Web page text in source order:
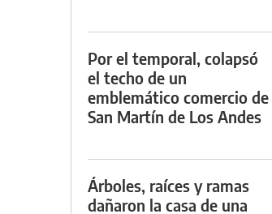
Por el temporal, colapsó
el techo de un
emblemático comercio de
San Martín de Los Andes
Árboles, raíces y ramas
dañaron la casa de una